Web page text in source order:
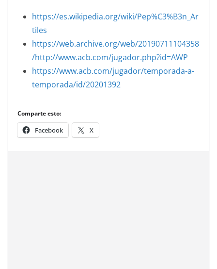
https://es.wikipedia.org/wiki/Pep%C3%B3n_Ar
tiles
https://web.archive.org/web/20190711104358
/http://www.acb.com/jugador.php?id=AWP
https://www.acb.com/jugador/temporada-a-
temporada/id/20201392
Comparte esto:
Facebook X